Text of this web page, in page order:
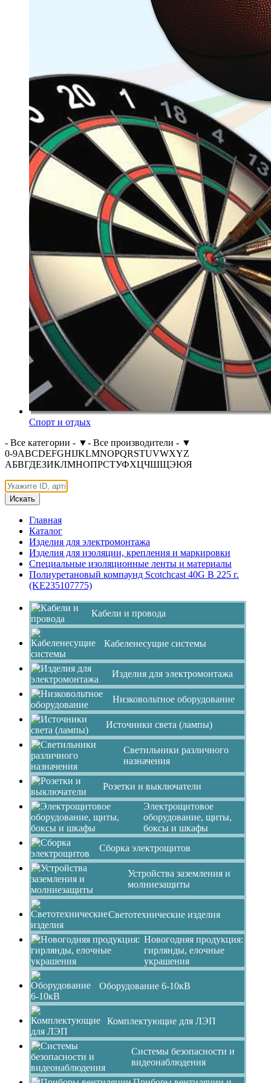
Спорт и отдых
- Все категории - ▼- Все производители - ▼
0-9ABCDEFGHIJKLMNOPQRSTUVWXYZ
АБВГДЕЗИКЛМНОПРСТУФХЦЧШЩЭЮЯ
Искать
Главная
Каталог
Изделия для электромонтажа
Изделия для изоляции, крепления и маркировки
Специальные изоляционные ленты и материалы
Полиуретановый компаунд Scotchcast 40G B 225 г.
(KE235107775)
Кабели и провода
Кабеленесущие системы
Изделия для электромонтажа
Низковольтное оборудование
Источники света (лампы)
Светильники различного
назначения
Розетки и выключатели
Электрощитовое
оборудование, щиты,
боксы и шкафы
Сборка электрощитов
Устройства заземления и
молниезащиты
Светотехнические изделия
Новогодняя продукция:
гирлянды, елочные
украшения
Оборудование 6-10кВ
Комплектующие для ЛЭП
Системы безопасности и
видеонаблюдения